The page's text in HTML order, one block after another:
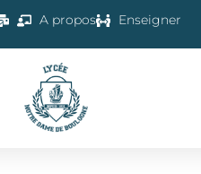
A propos Enseigner